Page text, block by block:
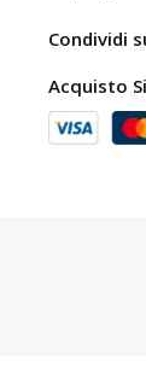
Condividi
Acquisto